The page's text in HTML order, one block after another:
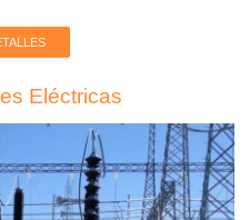
Eléctricas